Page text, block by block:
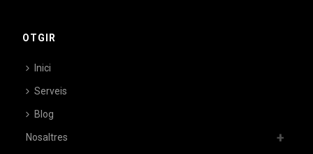
OTGIR
Inici
Serveis
Blog
Nosaltres